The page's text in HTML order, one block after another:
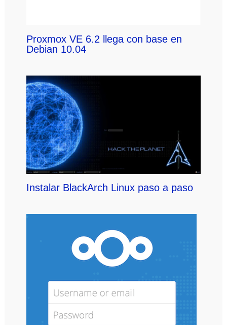
Proxmox VE 6.2 llega con base en
Debian 10.04
Instalar BlackArch Linux paso a paso